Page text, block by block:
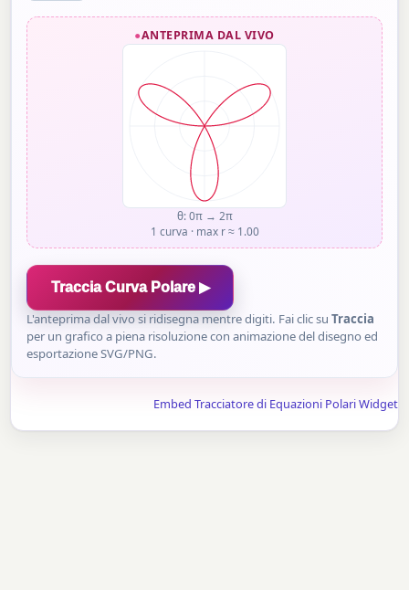
ANTEPRIMA DAL VIVO
θ: 0π → 2π
1 curva · max r ≈ 1.00
Traccia Curva Polare ▶
L'anteprima dal vivo si ridisegna mentre digiti. Fai clic suTraccia
per un grafico a piena risoluzione con animazione del disegno ed
esportazione SVG/PNG.
Embed Tracciatore di Equazioni Polari Widget